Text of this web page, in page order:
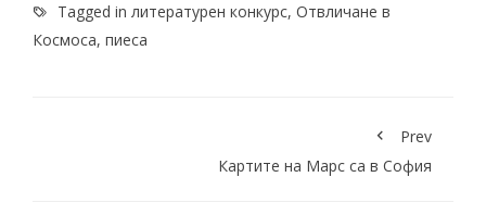
Tagged in литературен конкурс, Отвличане в
Космоса, пиеса
Prev
Картите на Марс са в София